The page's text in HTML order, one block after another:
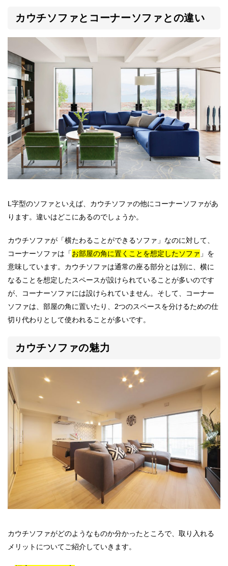
カウチソファとコーナーソファとの違い
L字型のソファといえば、カウチソファの他にコーナーソファがあ
ります。違いはどこにあるのでしょうか。
カウチソファが「横たわることができるソファ」なのに対して、
コーナーソファは「お部屋の角に置くことを想定したソファ 」を
意味しています。カウチソファは通常の座る部分とは別に、横に
なることを想定したスペースが設けられていることが多いのです
が、コーナーソファには設けられていません。そして、コーナー
ソファは、部屋の角に置いたり、2つのスペースを分けるための仕
切り代わりとして使われることが多いです。
カウチソファの魅力
カウチソファがどのようなものか分かったところで、取り入れる
メリットについてご紹介していきます。